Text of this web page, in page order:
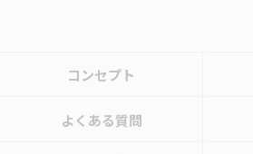
コンセプト
よくある質問